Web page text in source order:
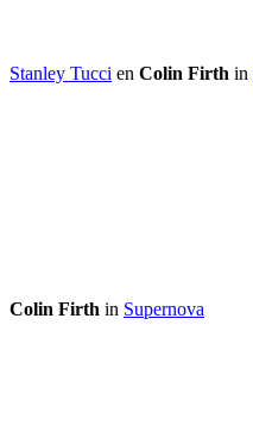
Stanley Tucci en Colin Firth in
Colin Firth in Supernova